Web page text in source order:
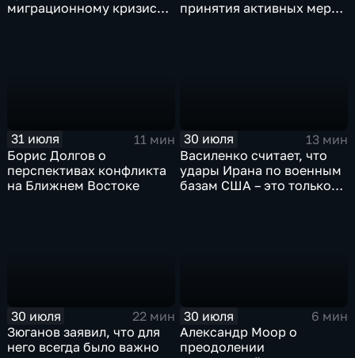
миграционному кризису в
принятия активных мер
31 июля
11 мин
Борис Долгов о
перспективах конфликта
на Ближнем Востоке
30 июля
13 мин
Василенко считает, что
удары Ирана по военным
базам США – это только
30 июля
22 мин
Зюганов заявил, что для
него всегда было важно
30 июля
6 мин
Александр Моор о
преодолении